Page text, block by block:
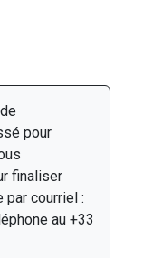
pour
finaliser
par courriel :
au +33